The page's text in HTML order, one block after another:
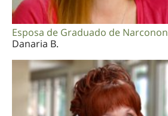
Esposa de Graduado de Narconon
Danaria B.